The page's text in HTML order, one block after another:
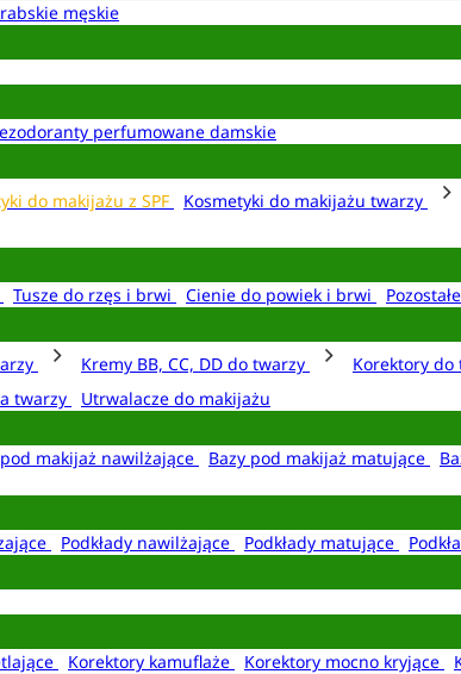
męskie
perfumowane damskie
do makijażu z SPF Kosmetyki do makijażu twarzy
Tusze do rzęs i brwi Cienie do powiek i brwi
Pozostałe
Kremy BB, CC, DD do twarzy Korektory do
twarzy
Utrwalacze do makijażu
makijaż nawilżające Bazy pod makijaż matujące
Podkłady nawilżające Podkłady matujące
Korektory kamuflaże Korektory mocno kryjące